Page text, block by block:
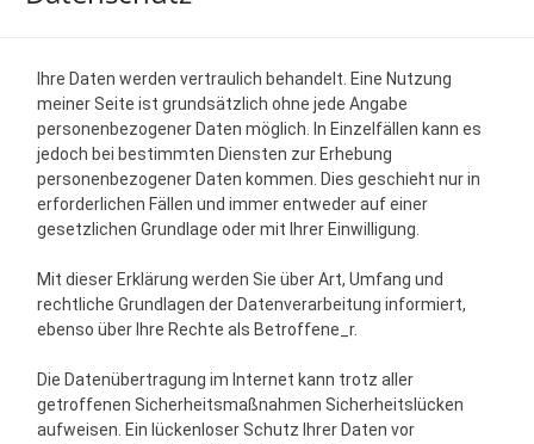
Ihre Daten werden vertraulich behandelt. Eine Nutzung
meiner Seite ist grundsätzlich ohne jede Angabe
personenbezogener Daten möglich. In Einzelfällen kann es
jedoch bei bestimmten Diensten zur Erhebung
personenbezogener Daten kommen. Dies geschieht nur in
erforderlichen Fällen und immer entweder auf einer
gesetzlichen Grundlage oder mit Ihrer Einwilligung.
Mit dieser Erklärung werden Sie über Art, Umfang und
rechtliche Grundlagen der Datenverarbeitung informiert,
ebenso über Ihre Rechte als Betroffene_r.
Die Datenübertragung im Internet kann trotz aller
getroffenen Sicherheitsmaßnahmen Sicherheitslücken
aufweisen. Ein lückenloser Schutz Ihrer Daten vor